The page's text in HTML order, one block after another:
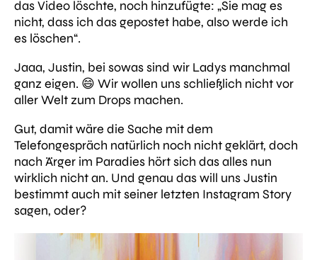
das Video löschte, noch hinzufügte: „Sie mag es
nicht, dass ich das gepostet habe, also werde ich
es löschen“.
Jaaa, Justin, bei sowas sind wir Ladys manchmal
ganz eigen. 😄 Wir wollen uns schließlich nicht vor
aller Welt zum Drops machen.
Gut, damit wäre die Sache mit dem
Telefongespräch natürlich noch nicht geklärt, doch
nach Ärger im Paradies hört sich das alles nun
wirklich nicht an. Und genau das will uns Justin
bestimmt auch mit seiner letzten Instagram Story
sagen, oder?